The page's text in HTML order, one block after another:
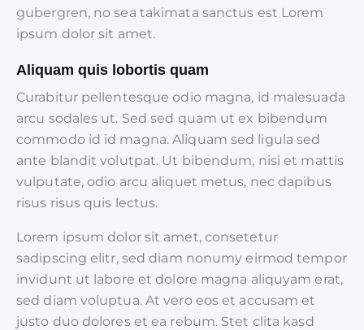
gubergren, no sea takimata sanctus est Lorem
ipsum dolor sit amet.
Aliquam quis lobortis quam
Curabitur pellentesque odio magna, id malesuada
arcu sodales ut. Sed sed quam ut ex bibendum
commodo id id magna. Aliquam sed ligula sed
ante blandit volutpat. Ut bibendum, nisi et mattis
vulputate, odio arcu aliquet metus, nec dapibus
risus risus quis lectus.
Lorem ipsum dolor sit amet, consetetur
sadipscing elitr, sed diam nonumy eirmod tempor
invidunt ut labore et dolore magna aliquyam erat,
sed diam voluptua. At vero eos et accusam et
justo duo dolores et ea rebum. Stet clita kasd